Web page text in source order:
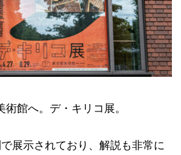
館へ。デ・キリコ展。
展示されており、解説も非常に